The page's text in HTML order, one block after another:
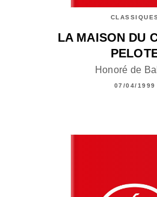
LA MAISON DU
Honoré de
07/04/1999